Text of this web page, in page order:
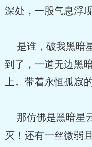
深处，一股气息
是谁，破我黑暗
到了，一道无边黑
上。带着永恒孤寂的
那仿佛是黑暗星
灭！还有一丝微弱